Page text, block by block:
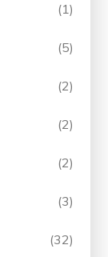
(1)
(5)
(2)
(2)
(2)
(3)
(32)